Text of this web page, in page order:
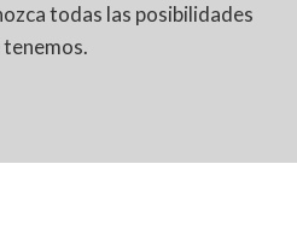
todas las posibilidades
tenemos.